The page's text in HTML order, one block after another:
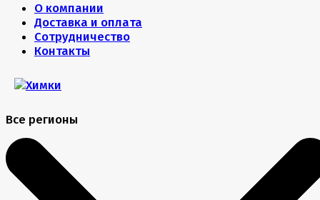
О компании
Доставка и оплата
Сотрудничество
Контакты
Все регионы